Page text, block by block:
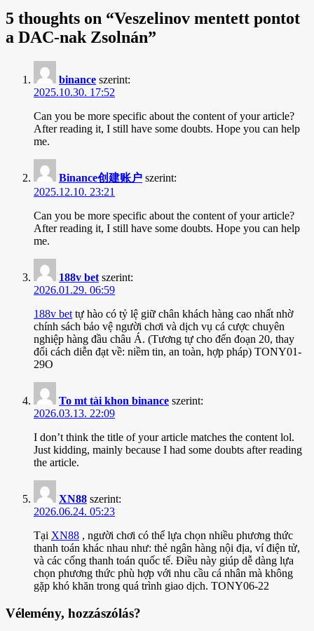
5 thoughts on “Veszelinov mentett pontot
a DAC-nak Zsolnán”
binance szerint:
2025.10.30. 17:52
Can you be more specific about the content of your article?
After reading it, I still have some doubts. Hope you can help
me.
Binance创建账户 szerint:
2025.12.10. 23:21
Can you be more specific about the content of your article?
After reading it, I still have some doubts. Hope you can help
me.
188v bet szerint:
2026.01.29. 06:59
188v bet tự hào có tỷ lệ giữ chân khách hàng cao nhất nhờ
chính sách bảo vệ người chơi và dịch vụ cá cược chuyên
nghiệp hàng đầu châu Á. (Tương tự cho đến đoạn 20, thay
đổi cách diễn đạt về: niềm tin, an toàn, hợp pháp) TONY01-
29O
To mt tài khon binance szerint:
2026.03.13. 22:09
I don’t think the title of your article matches the content lol.
Just kidding, mainly because I had some doubts after reading
the article.
XN88 szerint:
2026.06.24. 05:23
Tại XN88 , người chơi có thể lựa chọn nhiều phương thức
thanh toán khác nhau như: thẻ ngân hàng nội địa, ví điện tử,
và các cổng thanh toán quốc tế. Điều này giúp dễ dàng lựa
chọn phương thức phù hợp với nhu cầu cá nhân mà không
gặp khó khăn trong quá trình giao dịch. TONY06-22
Vélemény, hozzászólás?